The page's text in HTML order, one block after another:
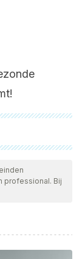
door
en
dit artikel werd
K. Vitamin
intermittent
Nutr. 2017
professional. Bij